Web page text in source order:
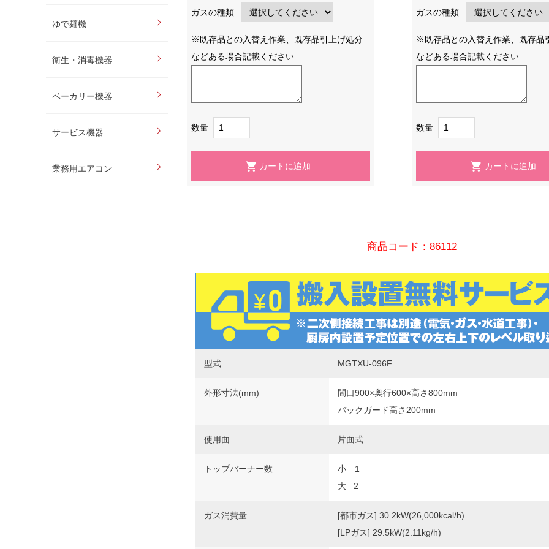
ゆで麺機
衛生・消毒機器
ベーカリー機器
サービス機器
業務用エアコン
ガスの種類
※既存品との入替え作業、既存品引上げ処分
などある場合記載ください
数量
ガスの種類
※既存品との入替え作業、既存品
などある場合記載ください
数量
商品コード：86112
型式 MGTXU-096F
外形寸法(mm)
間口900×奥行600×高さ800mm
バックガード高さ200mm
使用面 片面式
トップバーナー数
小 1
大 2
ガス消費量
[都市ガス] 30.2kW(26,000kcal/h)
[LPガス] 29.5kW(2.11kg/h)